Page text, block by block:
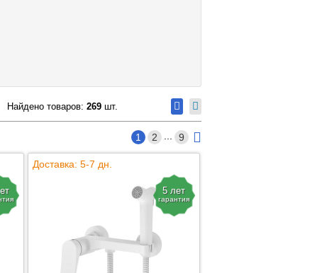
Найдено товаров: 269шт.
1 2 9
Доставка: 5-7 дн.
5 лет
гарантия